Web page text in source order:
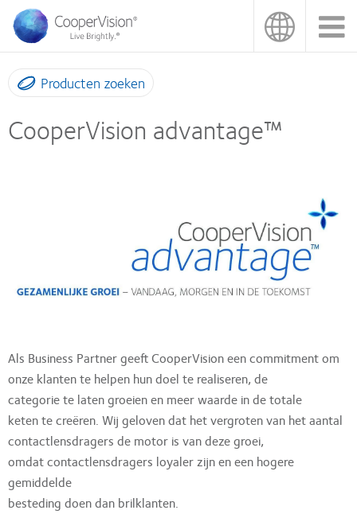
Overslaan
naar
de
inhoud
gaan
Producten zoeken
CooperVision advantage™
Als Business Partner geeft CooperVision een commitment om
onze klanten te helpen hun doel te realiseren, de
categorie te laten groeien en meer waarde in de totale
keten te creëren. Wij geloven dat het vergroten van het aantal
contactlensdragers de motor is van deze groei,
omdat contactlensdragers loyaler zijn en een hogere
gemiddelde
besteding doen dan brilklanten.